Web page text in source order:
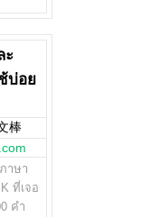
ะ
บ่อย
棒
าษา
ที่เจอ
คำ